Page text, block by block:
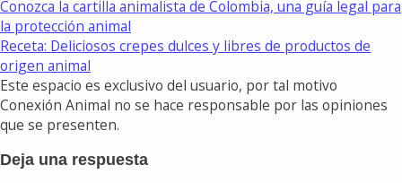
Conozca la cartilla animalista de Colombia, una guía legal para
la protección animal
Receta: Deliciosos crepes dulces y libres de productos de
origen animal
Este espacio es exclusivo del usuario, por tal motivo
Conexión Animal no se hace responsable por las opiniones
que se presenten.
Deja una respuesta